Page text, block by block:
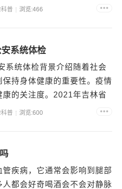
聘一批事业单位工作人员。
普 浏览:466
系统体检
系统体检背景介绍随着社会
持身体健康的重要性。疫情
的关注度。2021年吉林省
注，下文将详述体检相关内
普 浏览:600
疾病，它通常会影响到腿部
都会好奇喝酒会不会对静脉